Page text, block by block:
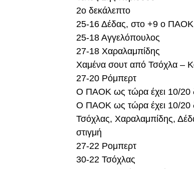
2ο δεκάλεπτο
25-16 Δέδας, στο +9 ο ΠΑΟΚ
25-18 Αγγελόπουλος
27-18 Χαραλαμπίδης
Χαμένα σουτ από Τσόχλα –
27-20 Ρόμπερτ
Ο ΠΑΟΚ ως τώρα έχει 10/20
Ο ΠΑΟΚ ως τώρα έχει 10/20
Τσόχλας, Χαραλαμπίδης,
στιγμή
27-22 Ρομπερτ
30-22 Τσόχλας